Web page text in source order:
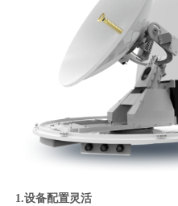
1.设备配置灵活